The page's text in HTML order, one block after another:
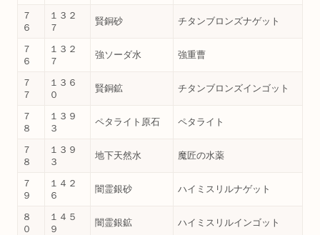
７
６
１３２
７
賢銅砂 チタンブロンズナゲット
７
６
１３２
７
強ソーダ水 強重曹
７
７
１３６
０
賢銅鉱 チタンブロンズインゴット
７
８
１３９
３
ペタライト原石 ペタライト
７
８
１３９
３
地下天然水 魔匠の水薬
７
９
１４２
６
闇霊銀砂 ハイミスリルナゲット
８
０
１４５
９
闇霊銀鉱 ハイミスリルインゴット